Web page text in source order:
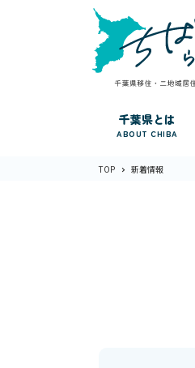
千葉県とは
ABOUT CHIBA
TOP 新着情報